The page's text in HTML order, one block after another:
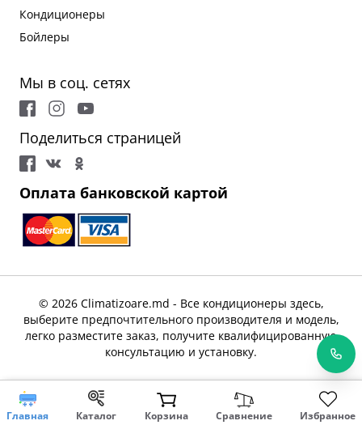
Кондиционеры
Бойлеры
Мы в соц. сетях
Поделиться страницей
Оплата банковской картой
© 2026 Climatizoare.md - Все кондиционеры здесь,
выберите предпочтительного производителя и модель,
легко разместите заказ, получите квалифицированную
консультацию и установку.
Главная Каталог Корзина Сравнение Избранное